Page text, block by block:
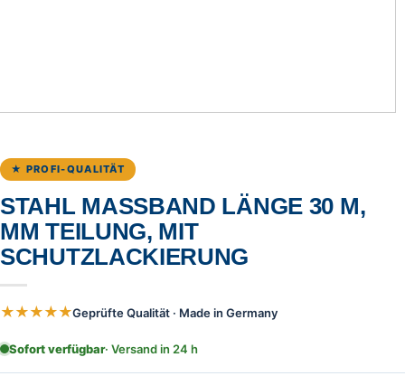
★ PROFI-QUALITÄT
STAHL MASSBAND LÄNGE 30 M, M
M TEILUNG, MIT S
CHUTZLACKIERUNG
★★★★★Geprüfte Qualität · Made in Germany
Sofort verfügbar· Versand in 24 h